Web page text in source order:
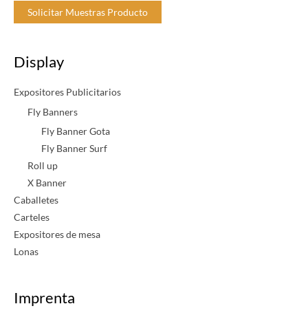
Solicitar Muestras Producto
Display
Expositores Publicitarios
Fly Banners
Fly Banner Gota
Fly Banner Surf
Roll up
X Banner
Caballetes
Carteles
Expositores de mesa
Lonas
Imprenta